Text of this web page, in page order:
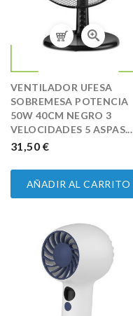
VENTILADOR UFESA
SOBREMESA POTENCIA
50W 40CM NEGRO 3
VELOCIDADES 5 ASPAS...
PRECIO
31,50 €
AÑADIR AL CARRITO